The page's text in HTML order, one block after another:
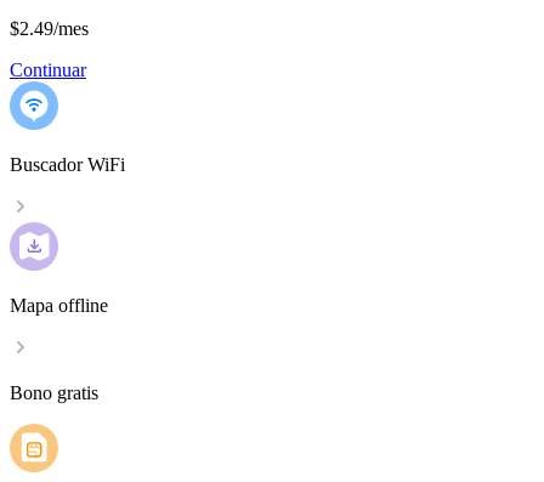
$2.49/mes
Continuar
Buscador WiFi
Mapa offline
Bono gratis